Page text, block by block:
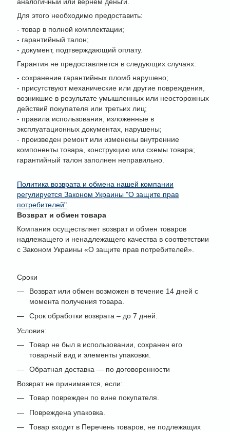
Для этого необходимо предоставить:
- товар в полной комплектации;
- гарантийный талон;
- документ, подтверждающий оплату.
Гарантия не предоставляется в следующих случаях:
- сохранение гарантийных пломб нарушено;
- присутствуют механические или другие повреждения,
возникшие в результате умышленных или неосторожных
действий покупателя или третьих лиц;
- правила использования, изложенные в
эксплуатационных документах, нарушены;
- произведен ремонт или изменены внутренние
компоненты товара, конструкцию или схемы товара;
гарантийный талон заполнен неправильно.
Политика возврата и обмена нашей компании
регулируется Законом Украины "О защите прав
потребителей"
Возврат и обмен товара
Компания осуществляет возврат и обмен товаров
надлежащего и ненадлежащего качества в соответствии
с Законом Украины «О защите прав потребителей».
Сроки
Возврат или обмен возможен в течение 14 дней с
момента получения товара.
Срок обработки возврата – до 7 дней.
Условия:
Товар не был в использовании, сохранен его
товарный вид и элементы упаковки.
Обратная доставка — по договоренности
Возврат не принимается, если:
Товар поврежден по вине покупателя.
Повреждена упаковка.
Товар входит в Перечень товаров, не подлежащих